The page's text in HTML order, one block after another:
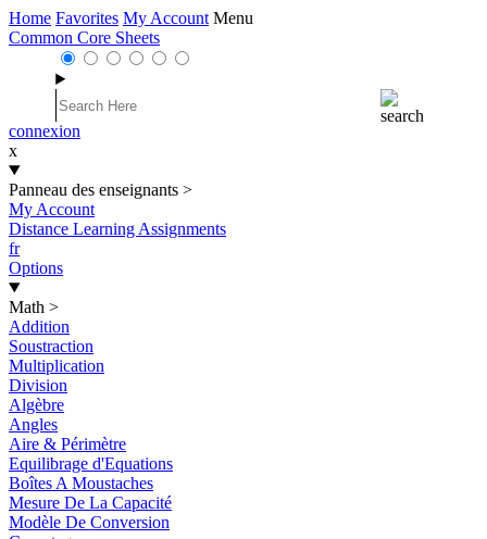
Home Favorites My Account Menu
Common Core Sheets
connexion
x
Panneau des enseignants >
My Account
Distance Learning Assignments
fr
Options
Math >
Addition
Soustraction
Multiplication
Division
Algèbre
Angles
Aire & Périmètre
Equilibrage d'Equations
Boîtes A Moustaches
Mesure De La Capacité
Modèle De Conversion